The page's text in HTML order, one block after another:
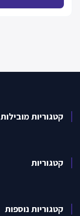
קטגוריות מובילות
קטגוריות
קטגוריות נוספות